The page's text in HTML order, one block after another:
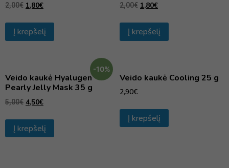
2,00€ 1,80€
Į krepšelį
2,00€ 1,80€
Į krepšelį
-10%
Veido kaukė Hyalugen
Pearly Jelly Mask 35 g
5,00€ 4,50€
Į krepšelį
Veido kaukė Cooling 25 g
2,90€
Į krepšelį